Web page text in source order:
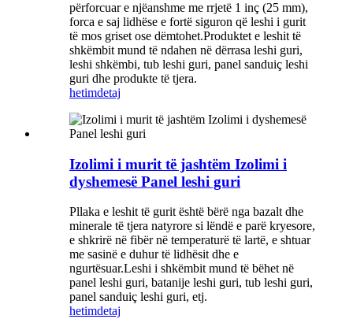
përforcuar e njëanshme me rrjetë 1 inç (25 mm),
forca e saj lidhëse e fortë siguron që leshi i gurit
të mos griset ose dëmtohet.Produktet e leshit të
shkëmbit mund të ndahen në dërrasa leshi guri,
leshi shkëmbi, tub leshi guri, panel sanduiç leshi
guri dhe produkte të tjera.
hetimdetaj
Izolimi i murit të jashtëm Izolimi i
dyshemesë Panel leshi guri
Pllaka e leshit të gurit është bërë nga bazalt dhe
minerale të tjera natyrore si lëndë e parë kryesore,
e shkrirë në fibër në temperaturë të lartë, e shtuar
me sasinë e duhur të lidhësit dhe e
ngurtësuar.Leshi i shkëmbit mund të bëhet në
panel leshi guri, batanije leshi guri, tub leshi guri,
panel sanduiç leshi guri, etj.
hetimdetaj